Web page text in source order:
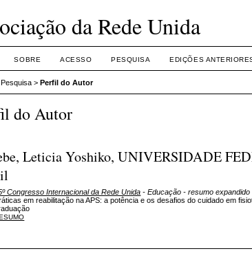
da Rede Unida
SOBRE ACESSO PESQUISA EDIÇÕES
Pesquisa >Perfil do Autor
do Autor
Leticia Yoshiko, UNIVERSIDADE
Congresso Internacional da Rede Unida - Educação - resumo expandido
em reabilitação na APS: a potência e os desafios do cuidado em